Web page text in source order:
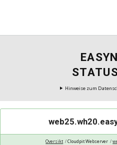
Hinweise zum
Oversikt Cloudpit Webserver